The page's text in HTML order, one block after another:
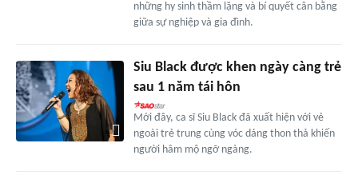
những hy sinh thầm lặng và bí quyết cân bằng
giữa sự nghiệp và gia đình.
Siu Black được khen ngày càng trẻ
sau 1 năm tái hôn
Mới đây, ca sĩ Siu Black đã xuất hiện với vẻ
ngoài trẻ trung cùng vóc dáng thon thả khiến
người hâm mộ ngỡ ngàng.